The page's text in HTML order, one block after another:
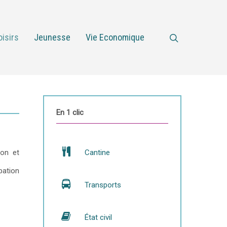
Jeunesse Vie Economique
et
En 1 clic
Cantine
Transports
État civil